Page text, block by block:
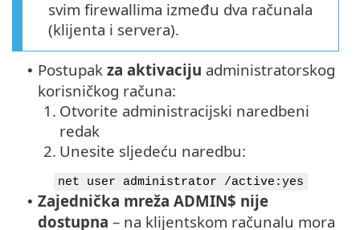
svim firewallima između dva računala
(klijenta i servera).
• Postupak za aktivaciju administratorskog
korisničkog računa:
1. Otvorite administracijski naredbeni
redak
2. Unesite sljedeću naredbu:
net user administrator /active:yes
• Zajednička mreža ADMIN$ nije
dostupna – na klijentskom računalu mora